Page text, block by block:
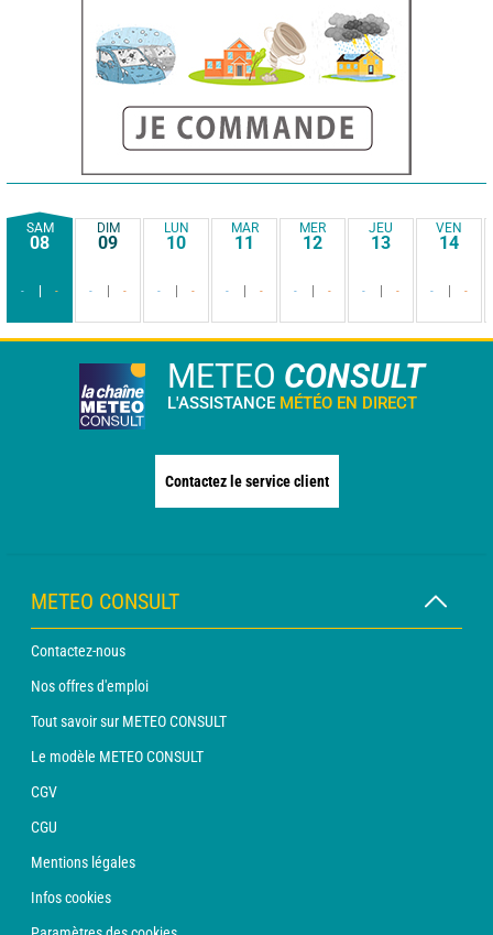
SAM
08
- -
DIM
09
- -
LUN
10
- -
MAR
11
- -
MER
12
- -
JEU
13
- -
VEN
14
- -
METEO CONSULT
L'ASSISTANCE MÉTÉO EN DIRECT
Contactez le service client
METEO CONSULT
Contactez-nous
Nos offres d'emploi
Tout savoir sur METEO CONSULT
Le modèle METEO CONSULT
CGV
CGU
Mentions légales
Infos cookies